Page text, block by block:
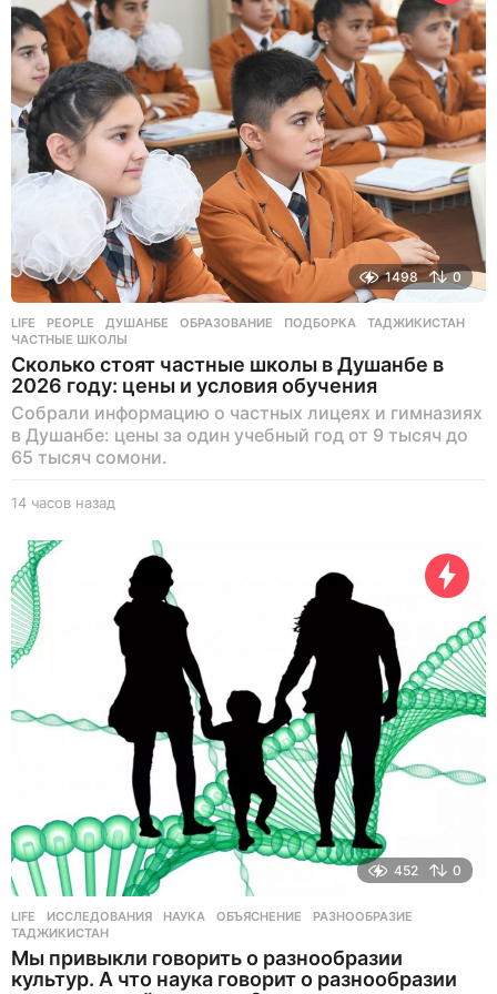
1498 0
LIFE ,PEOPLE ДУШАНБЕ ,ОБРАЗОВАНИЕ ,ПОДБОРКА ,ТАДЖИКИСТАН
ЧАСТНЫЕ ШКОЛЫ
Сколько стоят частные школы в Душанбе в
2026 году: цены и условия обучения
Собрали информацию о частных лицеях и гимназиях
в Душанбе: цены за один учебный год от 9 тысяч до
65 тысяч сомони.
14 часов назад
о
в
н
з
д
452 0
LIFE ИССЛЕДОВАНИЯ ,НАУКА ,ОБЪЯСНЕНИЕ ,РАЗНООБРАЗИЕ
ТАДЖИКИСТАН
Мы привыкли говорить о разнообразии
культур. А что наука говорит о разнообразии